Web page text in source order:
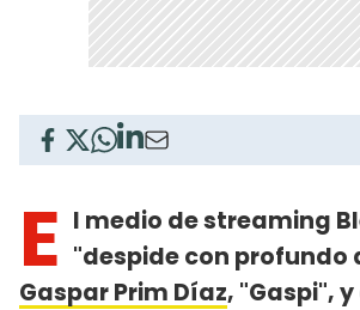
E l medio de streaming
"despide con profundo
Gaspar Prim Díaz, "Gaspi", y